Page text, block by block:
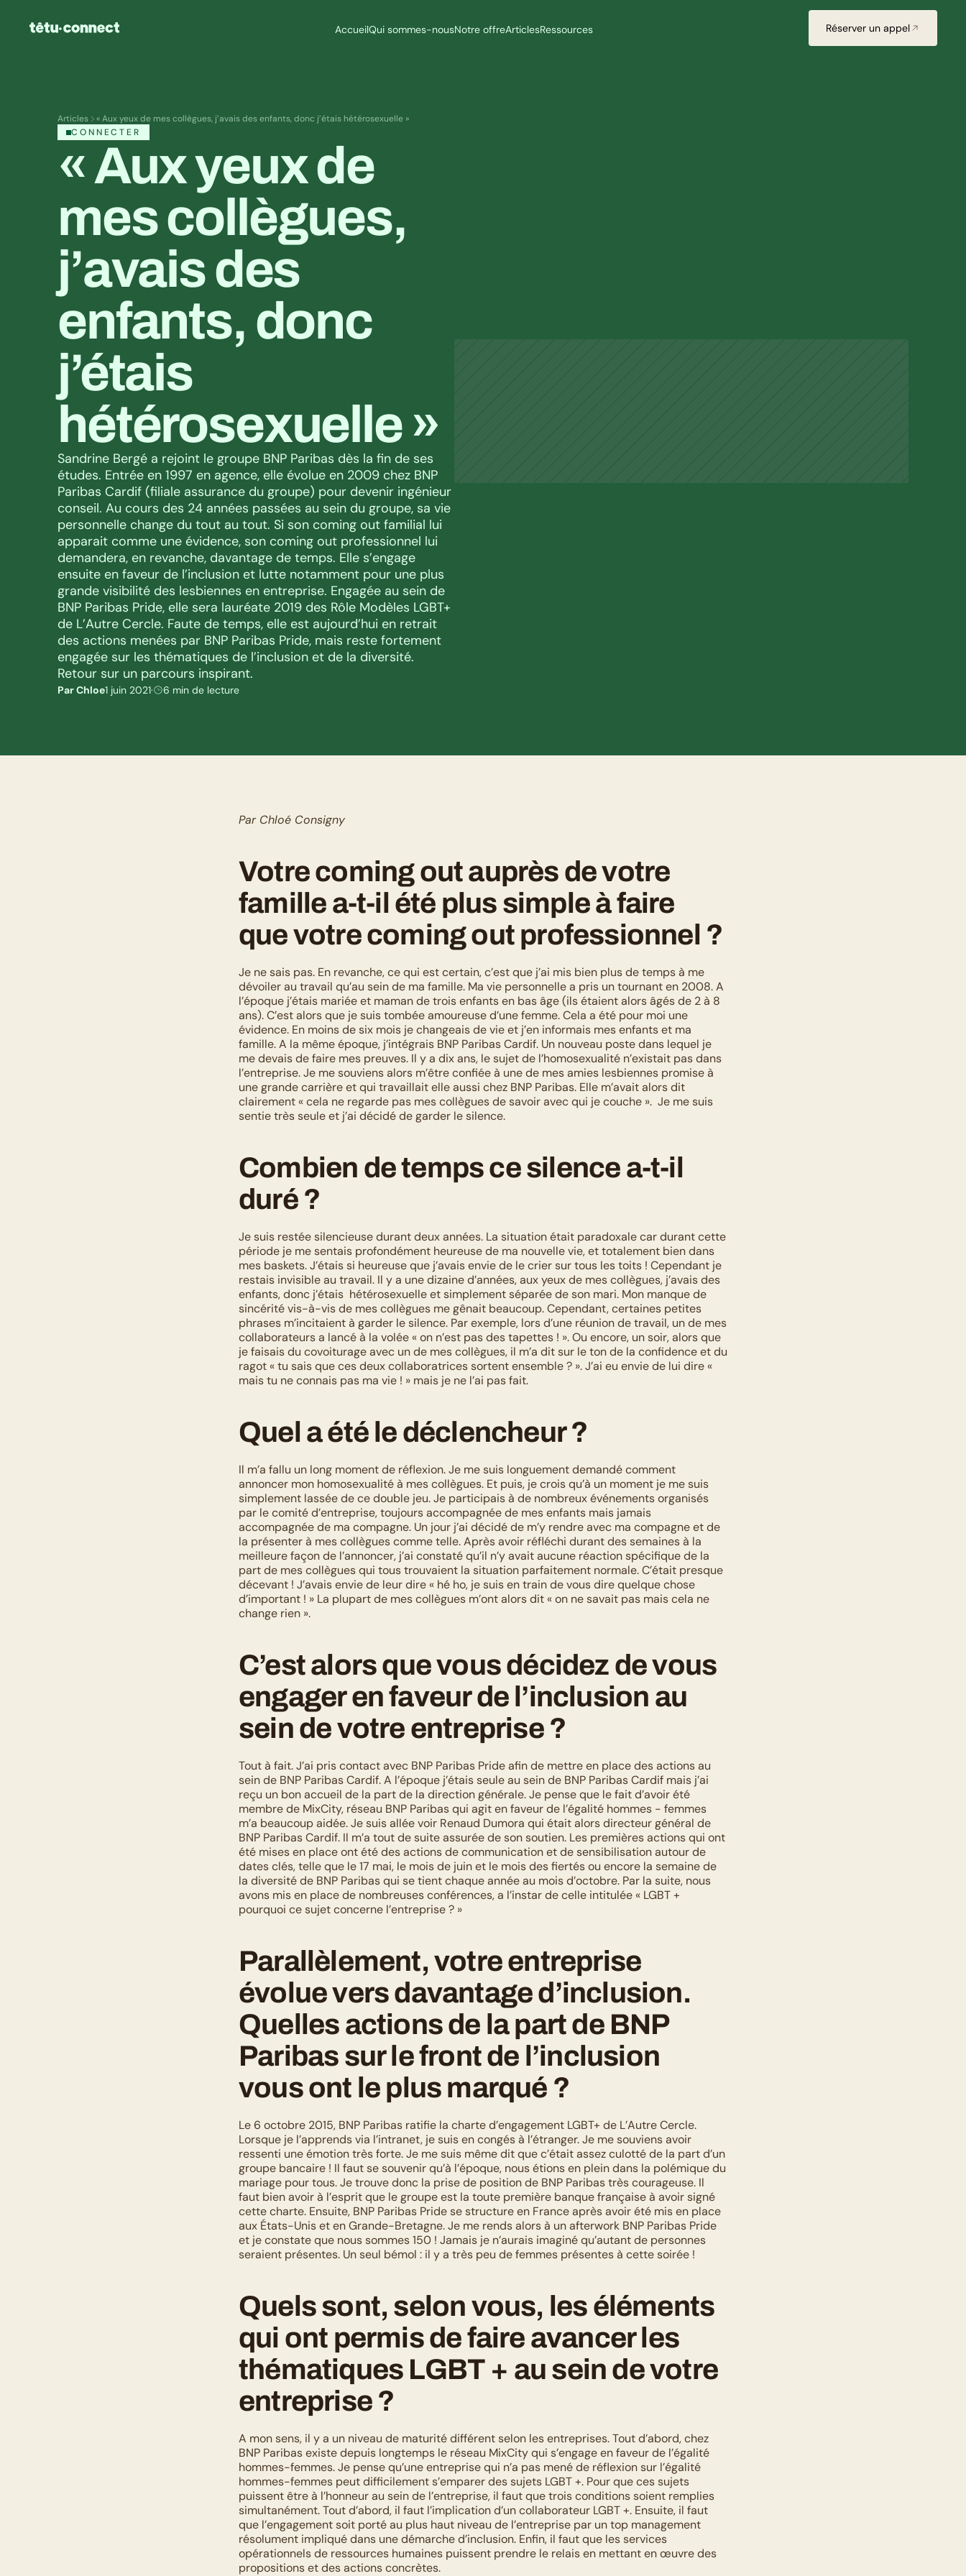
AccueilQui sommes-nousNotre offreArticlesRessources Réserver un appel
Articles
« Aux yeux de mes collègues, j’avais des enfants, donc j’étais hétérosexuelle »
CONNECTER
« Aux yeux de
mes collègues,
j’avais des
enfants, donc
j’étais
hétérosexuelle »
Sandrine Bergé a rejoint le groupe BNP Paribas dès la fin de ses
études. Entrée en 1997 en agence, elle évolue en 2009 chez BNP
Paribas Cardif (filiale assurance du groupe) pour devenir ingénieur
conseil. Au cours des 24 années passées au sein du groupe, sa vie
personnelle change du tout au tout. Si son coming out familial lui
apparait comme une évidence, son coming out professionnel lui
demandera, en revanche, davantage de temps. Elle s’engage
ensuite en faveur de l’inclusion et lutte notamment pour une plus
grande visibilité des lesbiennes en entreprise. Engagée au sein de
BNP Paribas Pride, elle sera lauréate 2019 des Rôle Modèles LGBT+
de L’Autre Cercle. Faute de temps, elle est aujourd’hui en retrait
des actions menées par BNP Paribas Pride, mais reste fortement
engagée sur les thématiques de l’inclusion et de la diversité.
Retour sur un parcours inspirant.
Par Chloe1 juin 2021· 6 min de lecture
Par Chloé Consigny
Votre coming out auprès de votre
famille a-t-il été plus simple à faire
que votre coming out professionnel ?
Je ne sais pas. En revanche, ce qui est certain, c’est que j’ai mis bien plus de temps à me
dévoiler au travail qu’au sein de ma famille. Ma vie personnelle a pris un tournant en 2008. A
l’époque j’étais mariée et maman de trois enfants en bas âge (ils étaient alors âgés de 2 à 8
ans). C’est alors que je suis tombée amoureuse d’une femme. Cela a été pour moi une
évidence. En moins de six mois je changeais de vie et j’en informais mes enfants et ma
famille. A la même époque, j’intégrais BNP Paribas Cardif. Un nouveau poste dans lequel je
me devais de faire mes preuves. Il y a dix ans, le sujet de l’homosexualité n’existait pas dans
l’entreprise. Je me souviens alors m’être confiée à une de mes amies lesbiennes promise à
une grande carrière et qui travaillait elle aussi chez BNP Paribas. Elle m’avait alors dit
clairement « cela ne regarde pas mes collègues de savoir avec qui je couche ».  Je me suis
sentie très seule et j’ai décidé de garder le silence.
Combien de temps ce silence a-t-il
duré ?
Je suis restée silencieuse durant deux années. La situation était paradoxale car durant cette
période je me sentais profondément heureuse de ma nouvelle vie, et totalement bien dans
mes baskets. J’étais si heureuse que j’avais envie de le crier sur tous les toits ! Cependant je
restais invisible au travail. Il y a une dizaine d’années, aux yeux de mes collègues, j’avais des
enfants, donc j’étais  hétérosexuelle et simplement séparée de son mari. Mon manque de
sincérité vis-à-vis de mes collègues me gênait beaucoup. Cependant, certaines petites
phrases m’incitaient à garder le silence. Par exemple, lors d’une réunion de travail, un de mes
collaborateurs a lancé à la volée « on n’est pas des tapettes ! ». Ou encore, un soir, alors que
je faisais du covoiturage avec un de mes collègues, il m’a dit sur le ton de la confidence et du
ragot « tu sais que ces deux collaboratrices sortent ensemble ? ». J’ai eu envie de lui dire «
mais tu ne connais pas ma vie ! » mais je ne l’ai pas fait.
Quel a été le déclencheur ?
Il m’a fallu un long moment de réflexion. Je me suis longuement demandé comment
annoncer mon homosexualité à mes collègues. Et puis, je crois qu’à un moment je me suis
simplement lassée de ce double jeu. Je participais à de nombreux événements organisés
par le comité d’entreprise, toujours accompagnée de mes enfants mais jamais
accompagnée de ma compagne. Un jour j’ai décidé de m’y rendre avec ma compagne et de
la présenter à mes collègues comme telle. Après avoir réfléchi durant des semaines à la
meilleure façon de l’annoncer, j’ai constaté qu’il n’y avait aucune réaction spécifique de la
part de mes collègues qui tous trouvaient la situation parfaitement normale. C’était presque
décevant ! J’avais envie de leur dire « hé ho, je suis en train de vous dire quelque chose
d’important ! » La plupart de mes collègues m’ont alors dit « on ne savait pas mais cela ne
change rien ».
C’est alors que vous décidez de vous
engager en faveur de l’inclusion au
sein de votre entreprise ?
Tout à fait. J’ai pris contact avec BNP Paribas Pride afin de mettre en place des actions au
sein de BNP Paribas Cardif. A l’époque j’étais seule au sein de BNP Paribas Cardif mais j’ai
reçu un bon accueil de la part de la direction générale. Je pense que le fait d’avoir été
membre de MixCity, réseau BNP Paribas qui agit en faveur de l’égalité hommes - femmes
m’a beaucoup aidée. Je suis allée voir Renaud Dumora qui était alors directeur général de
BNP Paribas Cardif. Il m’a tout de suite assurée de son soutien. Les premières actions qui ont
été mises en place ont été des actions de communication et de sensibilisation autour de
dates clés, telle que le 17 mai, le mois de juin et le mois des fiertés ou encore la semaine de
la diversité de BNP Paribas qui se tient chaque année au mois d’octobre. Par la suite, nous
avons mis en place de nombreuses conférences, a l’instar de celle intitulée « LGBT +
pourquoi ce sujet concerne l’entreprise ? »
Parallèlement, votre entreprise
évolue vers davantage d’inclusion.
Quelles actions de la part de BNP
Paribas sur le front de l’inclusion
vous ont le plus marqué ?
Le 6 octobre 2015, BNP Paribas ratifie la charte d’engagement LGBT+ de L’Autre Cercle.
Lorsque je l’apprends via l’intranet, je suis en congés à l’étranger. Je me souviens avoir
ressenti une émotion très forte. Je me suis même dit que c’était assez culotté de la part d’un
groupe bancaire ! Il faut se souvenir qu’à l’époque, nous étions en plein dans la polémique du
mariage pour tous. Je trouve donc la prise de position de BNP Paribas très courageuse. Il
faut bien avoir à l’esprit que le groupe est la toute première banque française à avoir signé
cette charte. Ensuite, BNP Paribas Pride se structure en France après avoir été mis en place
aux États-Unis et en Grande-Bretagne. Je me rends alors à un afterwork BNP Paribas Pride
et je constate que nous sommes 150 ! Jamais je n’aurais imaginé qu’autant de personnes
seraient présentes. Un seul bémol : il y a très peu de femmes présentes à cette soirée !
Quels sont, selon vous, les éléments
qui ont permis de faire avancer les
thématiques LGBT + au sein de votre
entreprise ?
A mon sens, il y a un niveau de maturité différent selon les entreprises. Tout d’abord, chez
BNP Paribas existe depuis longtemps le réseau MixCity qui s’engage en faveur de l’égalité
hommes-femmes. Je pense qu’une entreprise qui n’a pas mené de réflexion sur l’égalité
hommes-femmes peut difficilement s’emparer des sujets LGBT +. Pour que ces sujets
puissent être à l’honneur au sein de l’entreprise, il faut que trois conditions soient remplies
simultanément. Tout d’abord, il faut l’implication d’un collaborateur LGBT +. Ensuite, il faut
que l’engagement soit porté au plus haut niveau de l’entreprise par un top management
résolument impliqué dans une démarche d’inclusion. Enfin, il faut que les services
opérationnels de ressources humaines puissent prendre le relais en mettant en œuvre des
propositions et des actions concrètes.